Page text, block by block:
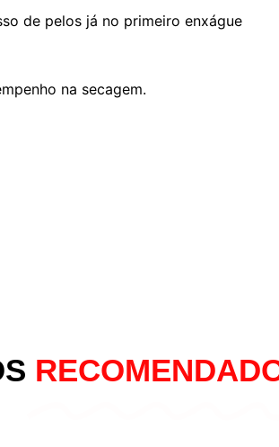
de pelos já no primeiro enxágue
na secagem.